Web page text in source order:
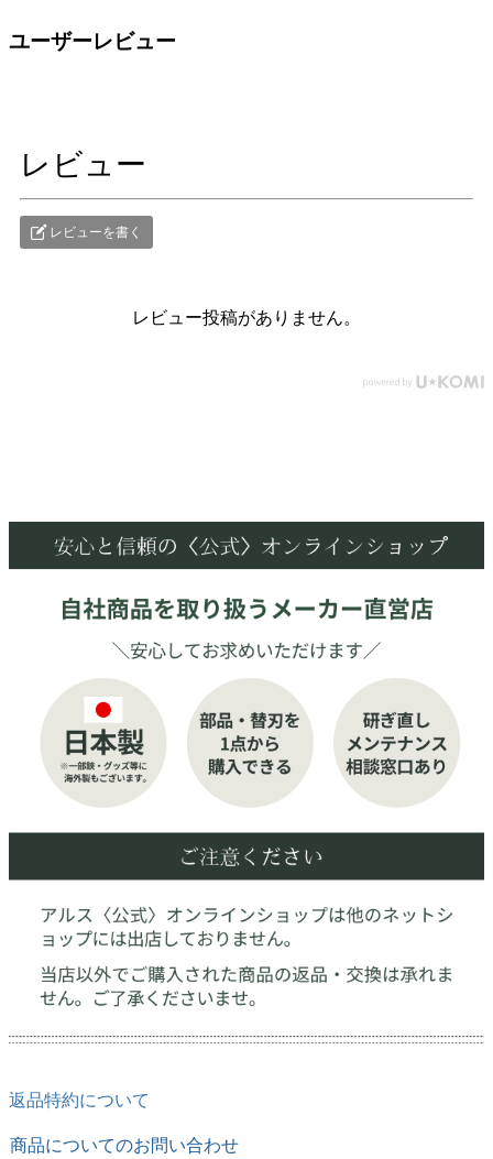
ユーザーレビュー
レビュー
レビューを書く
レビュー投稿がありません。
返品特約について
商品についてのお問い合わせ